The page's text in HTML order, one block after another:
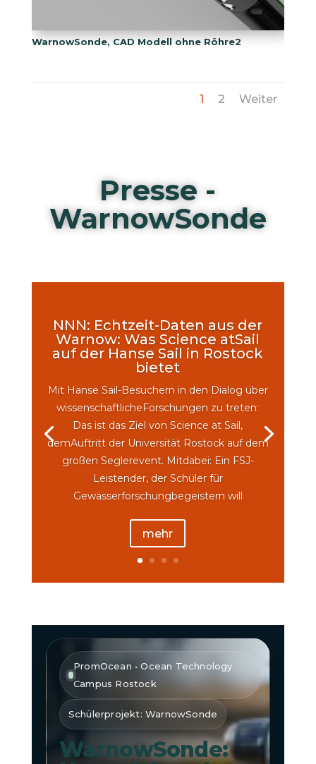
WarnowSonde, CAD Modell ohne Röhre2
1 2 Weiter
Presse -
WarnowSonde
NNN: Echtzeit-Daten aus der
Warnow: Was Science atSail
auf der Hanse Sail in Rostock
bietet
Mit Hanse Sail-Besuchern in den Dialog über
wissenschaftlicheForschungen zu treten:
Das ist das Ziel von Science at Sail,
demAuftritt der Universität Rostock auf dem
großen Seglerevent. Mitdabei: Ein FSJ-
Leistender, der Schüler für
Gewässerforschungbegeistern will
mehr
PromOcean • Ocean Technology
Campus Rostock
Schülerprojekt: WarnowSonde
WarnowSonde: